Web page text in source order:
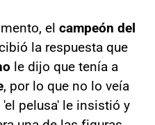
el campeón del
la respuesta que
le dijo que tenía a
, por lo que no lo veía
pelusa' le insistió y